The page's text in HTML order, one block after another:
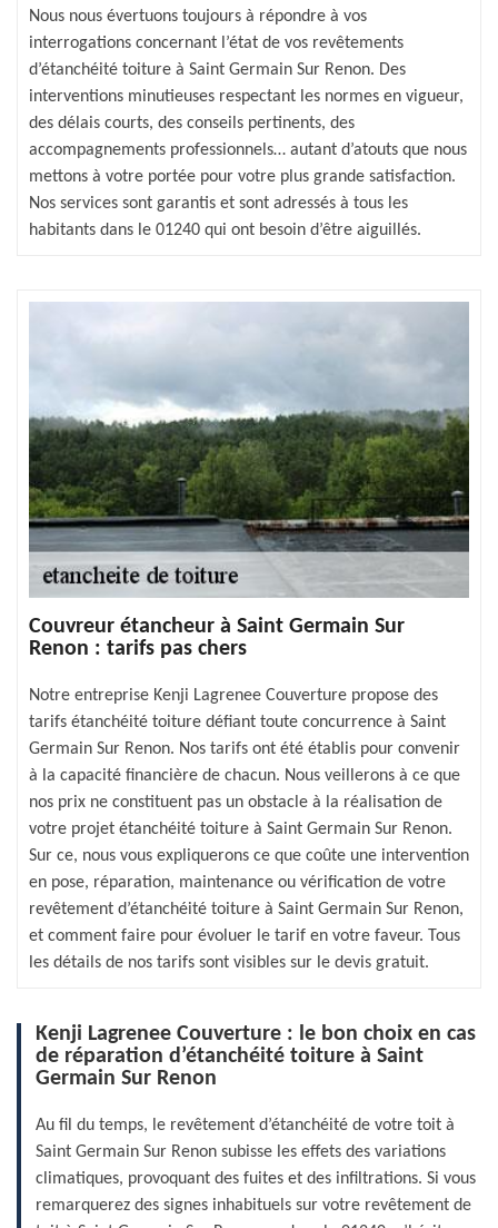
Nous nous évertuons toujours à répondre à vos
interrogations concernant l’état de vos revêtements
d’étanchéité toiture à Saint Germain Sur Renon. Des
interventions minutieuses respectant les normes en vigueur,
des délais courts, des conseils pertinents, des
accompagnements professionnels… autant d’atouts que nous
mettons à votre portée pour votre plus grande satisfaction.
Nos services sont garantis et sont adressés à tous les
habitants dans le 01240 qui ont besoin d’être aiguillés.
Couvreur étancheur à Saint Germain Sur
Renon : tarifs pas chers
Notre entreprise Kenji Lagrenee Couverture propose des
tarifs étanchéité toiture défiant toute concurrence à Saint
Germain Sur Renon. Nos tarifs ont été établis pour convenir
à la capacité financière de chacun. Nous veillerons à ce que
nos prix ne constituent pas un obstacle à la réalisation de
votre projet étanchéité toiture à Saint Germain Sur Renon.
Sur ce, nous vous expliquerons ce que coûte une intervention
en pose, réparation, maintenance ou vérification de votre
revêtement d’étanchéité toiture à Saint Germain Sur Renon,
et comment faire pour évoluer le tarif en votre faveur. Tous
les détails de nos tarifs sont visibles sur le devis gratuit.
Kenji Lagrenee Couverture : le bon choix en cas
de réparation d’étanchéité toiture à Saint
Germain Sur Renon
Au fil du temps, le revêtement d’étanchéité de votre toit à
Saint Germain Sur Renon subisse les effets des variations
climatiques, provoquant des fuites et des infiltrations. Si vous
remarquerez des signes inhabituels sur votre revêtement de